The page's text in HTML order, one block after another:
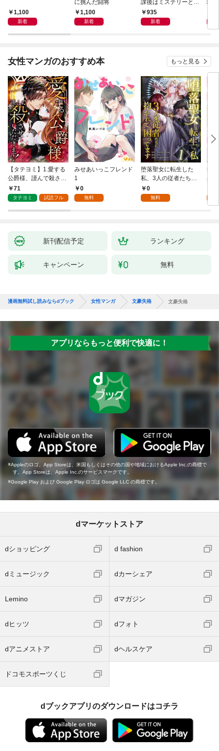
1,100
新着
に挑んだ闘将
1,100
新着
課後はミステリーとと
もに 新装版
935
新着
騒動
女性マンガのおすすめ本 もっと見る
【タテヨミ】1.愛する
公爵様、謹んで殺させ
ていただきます！
71
タテヨミ 試読フル
みせあいっこフレンド
1
0
無料
堕落聖女に転生した
私、3人の従者たちに
抱かれて困ってます 第
1話
0
無料
授
身
新刊配信予定 ランキング
キャンペーン 無料
漫画無料試し読みならdブック 女性マンガ 文豪失格 文豪失格
アプリならもっと便利で快適に！
Appleのロゴ、App Storeは、米国もしくはその他の国や地域におけるApple Inc.の商標で
す。App Storeは、Apple Inc.のサービスマークです。
Google Play および Google Play ロゴは Google LLC の商標です。
dマーケットストア
dショッピング d fashion
dミュージック dカーシェア
Lemino dマガジン
dヒッツ dフォト
dアニメストア dヘルスケア
ドコモスポーツくじ
dブックアプリのダウンロードはコチラ